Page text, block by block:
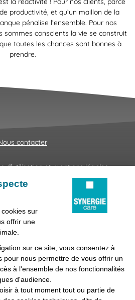
productivité, et qu’un maillon de la
pénalise l’ensemble. Pour nos
sommes conscients la vie se construit
toutes les chances sont bonnes à
prendre.
contacter
d'utilisation et mentions légales
& Hameçonnages
d'alertes
des cookies
d'emploi spécialisées dans